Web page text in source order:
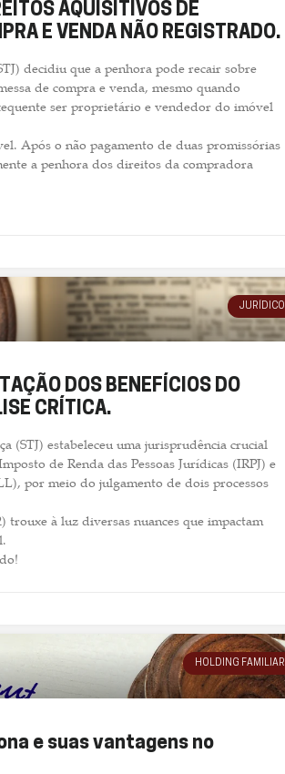
AQUISITIVOS DE
E VENDA NÃO REGISTRADO.
decidiu que a penhora pode recair sobre
de compra e venda, mesmo quando
ser proprietário e vendedor do imóvel
Após o não pagamento de duas promissórias
a penhora dos direitos da compradora
JURÍDICO
DOS BENEFÍCIOS DO
CRÍTICA.
(STJ) estabeleceu uma jurisprudência crucial
de Renda das Pessoas Jurídicas (IRPJ) e
por meio do julgamento de dois processos
trouxe à luz diversas nuances que impactam
HOLDING FAMILIAR
e suas vantagens no